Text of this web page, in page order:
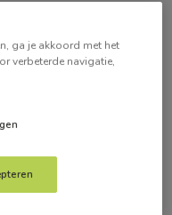
ga je akkoord met het
verbeterde navigatie,